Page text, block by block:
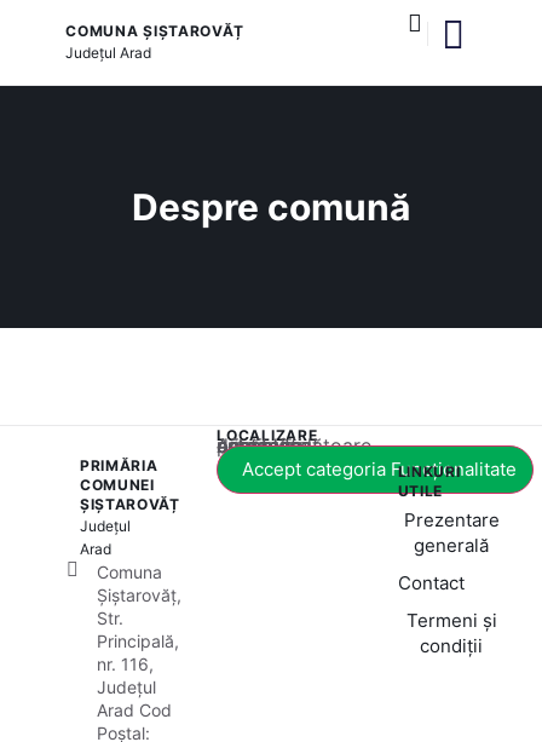
COMUNA ȘIȘTAROVĂȚ
JudețulArad
Despre comună
PRIMĂRIA
COMUNEI
ȘIȘTAROVĂȚ
Județul
Arad
Comuna
Șiștarovăț,
Str.
Principală,
nr. 116,
Județul
Arad Cod
Poștal:
LOCALIZARE
Acest conținut este blocat până când acceptați categoria corespunzătoare de cookie-uri.
Accept categoria Funcționalitate
LINKURI
UTILE
Prezentare
generală
Contact
Termeni și
condiții